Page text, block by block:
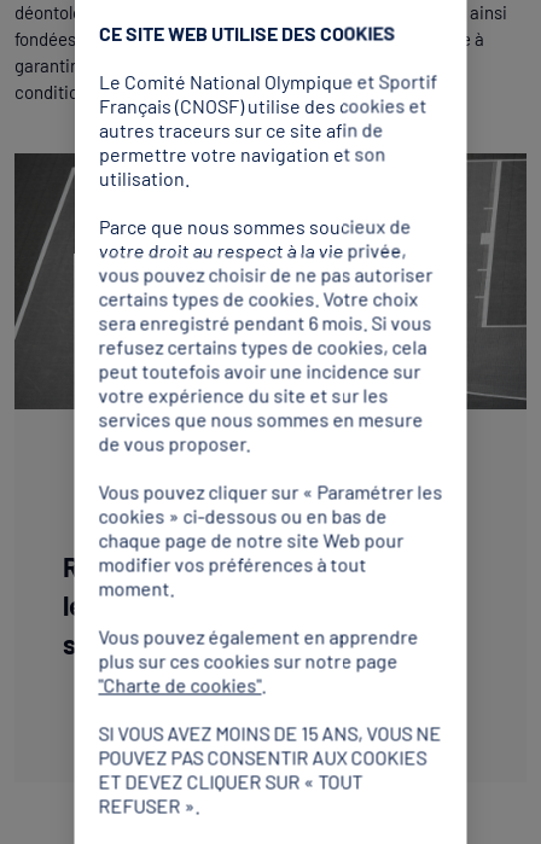
déontologie du CNOSF ont pour objet de rappeler les règles ainsi
fondées sur les valeurs de respect et de tolérance de nature à
garantir le déroulement des élections fédérales dans des
conditions démocratiques et sereines.
RAPPORT
Recommandations éthiques pour
les campagnes électorales au
sein des fédération sportives
CE SITE WEB UTILISE DES COOKIES
Le Comité National Olympique et Sportif
Français (CNOSF) utilise des cookies et
autres traceurs sur ce site afin de
permettre votre navigation et son
utilisation.
Parce que nous sommes soucieux de
votre droit au respect à la vie privée,
vous pouvez choisir de ne pas autoriser
certains types de cookies. Votre choix
sera enregistré pendant 6 mois. Si vous
refusez certains types de cookies, cela
peut toutefois avoir une incidence sur
votre expérience du site et sur les
services que nous sommes en mesure
de vous proposer.
Vous pouvez cliquer sur « Paramétrer les
cookies » ci-dessous ou en bas de
chaque page de notre site Web pour
modifier vos préférences à tout
moment.
Vous pouvez également en apprendre
plus sur ces cookies sur notre page
"Charte de cookies".
SI VOUS AVEZ MOINS DE 15 ANS, VOUS NE
POUVEZ PAS CONSENTIR AUX COOKIES
ET DEVEZ CLIQUER SUR « TOUT
REFUSER ».